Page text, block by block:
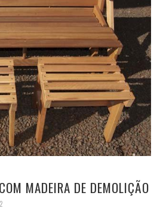
MADEIRA DE DEMOLIÇÃO